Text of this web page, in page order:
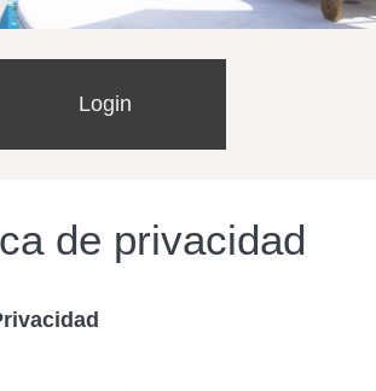
Login
de privacidad